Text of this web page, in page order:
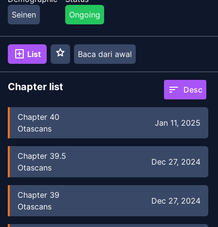
Seinen
Ongoing
add_box List star Baca dari awal
Chapter list sort Desc
Chapter 40
Otascans
Jan 11, 2025
Chapter 39.5
Otascans
Dec 27, 2024
Chapter 39
Otascans
Dec 27, 2024